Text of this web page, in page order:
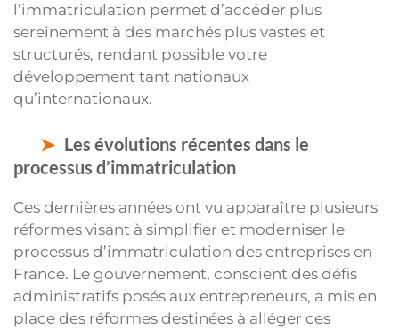
l’immatriculation permet d’accéder plus
sereinement à des marchés plus vastes et
structurés, rendant possible votre
développement tant nationaux
qu’internationaux.
Les évolutions récentes dans le
processus d’immatriculation
Ces dernières années ont vu apparaître plusieurs
réformes visant à simplifier et moderniser le
processus d’immatriculation des entreprises en
France. Le gouvernement, conscient des défis
administratifs posés aux entrepreneurs, a mis en
place des réformes destinées à alléger ces